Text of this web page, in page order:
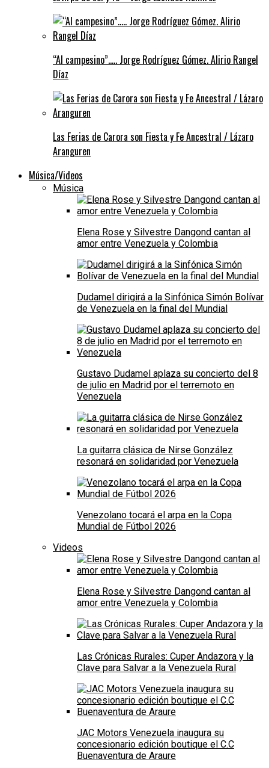
“Al campesino”….. Jorge Rodríguez Gómez. Alirio Rangel
Díaz
Las Ferias de Carora son Fiesta y Fe Ancestral / Lázaro
Aranguren
Música/Videos
Música
Elena Rose y Silvestre Dangond cantan al
amor entre Venezuela y Colombia
Dudamel dirigirá a la Sinfónica Simón Bolívar
de Venezuela en la final del Mundial
Gustavo Dudamel aplaza su concierto del 8
de julio en Madrid por el terremoto en
Venezuela
La guitarra clásica de Nirse González
resonará en solidaridad por Venezuela
Venezolano tocará el arpa en la Copa
Mundial de Fútbol 2026
Videos
Elena Rose y Silvestre Dangond cantan al
amor entre Venezuela y Colombia
Las Crónicas Rurales: Cuper Andazora y la
Clave para Salvar a la Venezuela Rural
JAC Motors Venezuela inaugura su
concesionario edición boutique el C.C
Buenaventura de Araure